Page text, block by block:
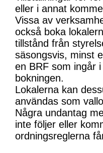
eller i annat
Vissa av
också boka
tillstånd från
säsongsvis, minst
en BRF som ingår
bokningen.
Lokalerna kan
användas som
Några undantag
inte följer eller
ordningsreglerna